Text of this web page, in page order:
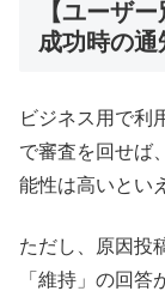
【ユーザ
成功時の通
ビジネス用で利
で審査を回せば
能性は高いとい
ただし、原因投
「維持」の回答